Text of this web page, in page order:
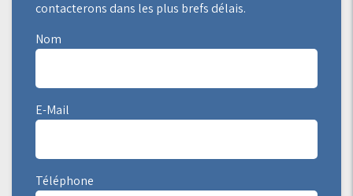
contacterons dans les plus brefs délais.
Nom
E-Mail
Téléphone